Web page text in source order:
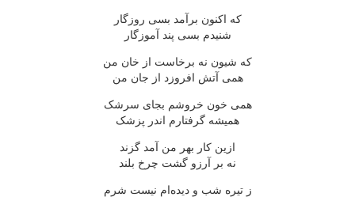
که اکنون برآمد بسی روزگار
شنیدم بسی پند آموزگار
که شیون نه برخاست از خان من
همی آتش افروزد از جان من
همی خون خروشم بجای سرشک
همیشه گرفتارم اندر پزشک
ازین کار بهر من آمد گزند
نه بر آرزو گشت چرخ بلند
ز تیره شب و دیده‌ام نیست شرم